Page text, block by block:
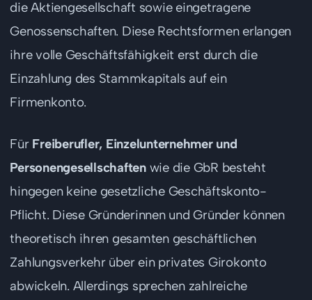
die Aktiengesellschaft sowie eingetragene
Genossenschaften. Diese Rechtsformen erlangen
ihre volle Geschäftsfähigkeit erst durch die
Einzahlung des Stammkapitals auf ein
Firmenkonto.
Für Freiberufler, Einzelunternehmer und
Personengesellschaftenwie die GbR besteht
hingegen keine gesetzliche Geschäftskonto-
Pflicht. Diese Gründerinnen und Gründer können
theoretisch ihren gesamten geschäftlichen
Zahlungsverkehr über ein privates Girokonto
abwickeln. Allerdings sprechen zahlreiche